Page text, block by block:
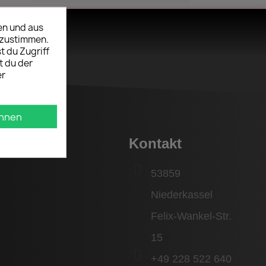
Kontakt
53859
Niederkassel
Felix-Wankel-Str.
15
+49 228 522 640
und aus
du Zugriff
du der